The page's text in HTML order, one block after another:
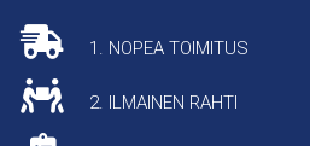
1. NOPEA TOIMITUS
2. ILMAINEN RAHTI